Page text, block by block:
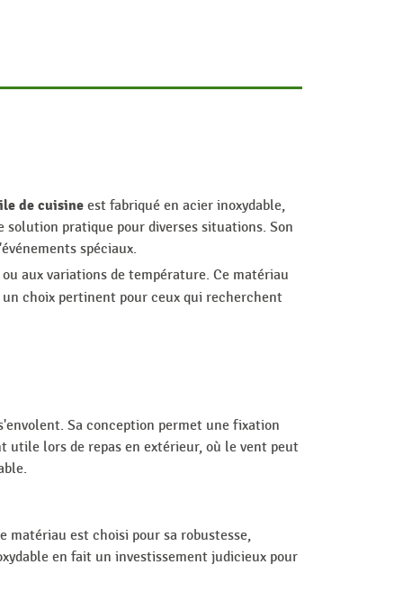
de cuisine est fabriqué en acier inoxydable,
pratique pour diverses situations. Son
spéciaux.
aux variations de température. Ce matériau
choix pertinent pour ceux qui recherchent
Sa conception permet une fixation
lors de repas en extérieur, où le vent peut
matériau est choisi pour sa robustesse,
en fait un investissement judicieux pour